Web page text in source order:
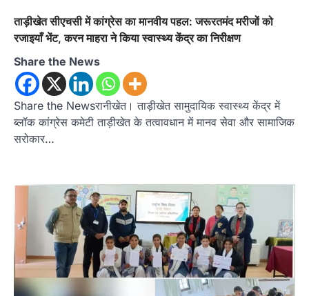
ताड़ीखेत सीएचसी में कांग्रेस का मानवीय पहल: जरूरतमंद मरीजों को
रजाइयाँ भेंट, करन माहरा ने किया स्वास्थ्य केंद्र का निरीक्षण
Share the News
Share the Newsरानीखेत। ताड़ीखेत सामुदायिक स्वास्थ्य केंद्र में
ब्लॉक कांग्रेस कमेटी ताड़ीखेत के तत्वावधान में मानव सेवा और सामाजिक
सरोकार…